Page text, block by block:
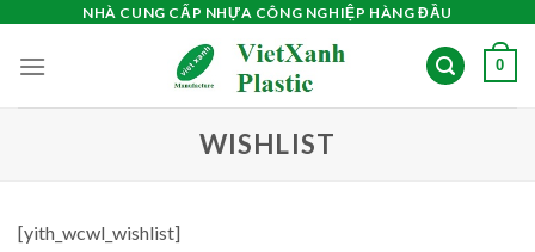
content
NHÀ CUNG CẤP NHỰA CÔNG NGHIỆP HÀNG ĐẦU
0
WISHLIST
[yith_wcwl_wishlist]